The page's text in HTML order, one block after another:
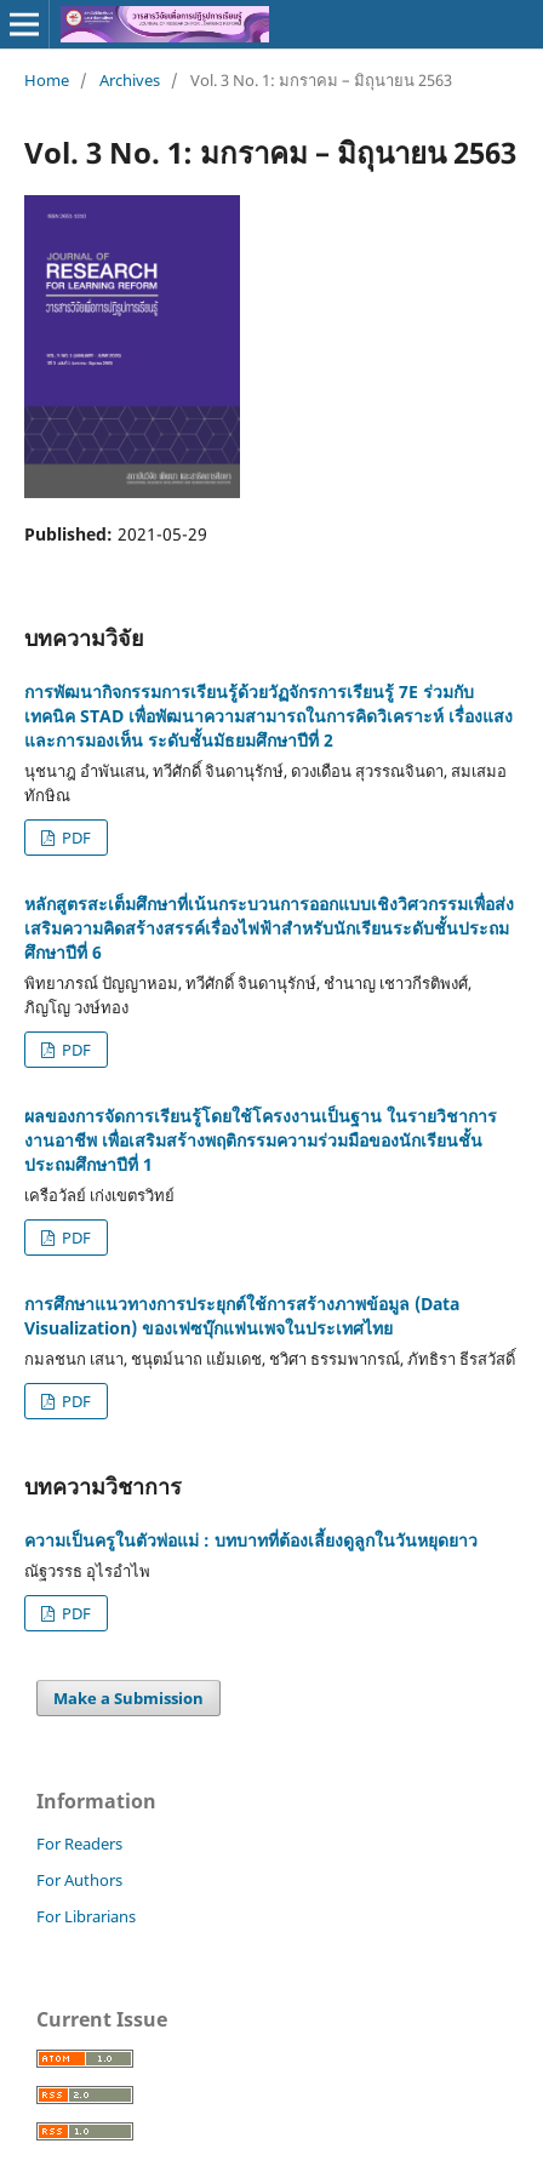
Home / Archives / Vol. 3 No. 1: มกราคม – มิถุนายน 2563
Vol. 3 No. 1: มกราคม – มิถุนายน 2563
Published: 2021-05-29
บทความวิจัย
การพัฒนากิจกรรมการเรียนรู้ด้วยวัฏจักรการเรียนรู้ 7E ร่วมกับ
เทคนิค STAD เพื่อพัฒนาความสามารถในการคิดวิเคราะห์ เรื่องแสง
และการมองเห็น ระดับชั้นมัธยมศึกษาปีที่ 2
นุชนาฎ อำพันเสน, ทวีศักดิ์ จินดานุรักษ์, ดวงเดือน สุวรรณจินดา, สมเสมอ
ทักษิณ
PDF
หลักสูตรสะเต็มศึกษาที่เน้นกระบวนการออกแบบเชิงวิศวกรรมเพื่อส่ง
เสริมความคิดสร้างสรรค์เรื่องไฟฟ้าสำหรับนักเรียนระดับชั้นประถม
ศึกษาปีที่ 6
พิทยาภรณ์ ปัญญาหอม, ทวีศักดิ์ จินดานุรักษ์, ชำนาญ เชาวกีรติพงศ์,
ภิญโญ วงษ์ทอง
PDF
ผลของการจัดการเรียนรู้โดยใช้โครงงานเป็นฐาน ในรายวิชาการ
งานอาชีพ เพื่อเสริมสร้างพฤติกรรมความร่วมมือของนักเรียนชั้น
ประถมศึกษาปีที่ 1
เครือวัลย์ เก่งเขตรวิทย์
PDF
การศึกษาแนวทางการประยุกต์ใช้การสร้างภาพข้อมูล (Data
Visualization) ของเฟซบุ๊กแฟนเพจในประเทศไทย
กมลชนก เสนา, ชนุตม์นาถ แย้มเดช, ชวิศา ธรรมพากรณ์, ภัทธิรา ธีรสวัสดิ์
PDF
บทความวิชาการ
ความเป็นครูในตัวพ่อแม่ : บทบาทที่ต้องเลี้ยงดูลูกในวันหยุดยาว
ณัฐวรรธ อุไรอำไพ
PDF
Make a Submission
Information
For Readers
For Authors
For Librarians
Current Issue